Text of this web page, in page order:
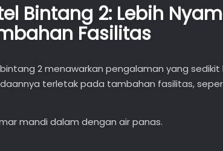
Bintang 2: Lebih
Fasilitas
2 menawarkan pengalaman yang sedikit
terletak pada tambahan fasilitas,
mandi dalam dengan air panas.